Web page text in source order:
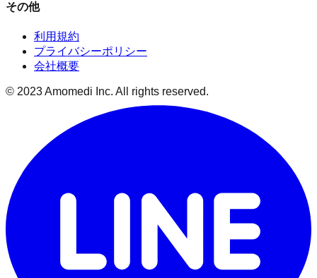
その他
利用規約
プライバシーポリシー
会社概要
© 2023 Amomedi Inc. All rights reserved.